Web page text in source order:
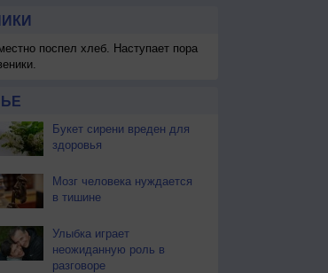
поспел хлеб. Наступает пора
Букет сирени вреден для
здоровья
Мозг человека нуждается
в тишине
Улыбка играет
неожиданную роль в
разговоре